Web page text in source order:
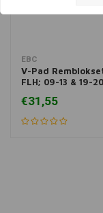
EBC
V-Pad
FLH; 09-13 & 19-
€31,55